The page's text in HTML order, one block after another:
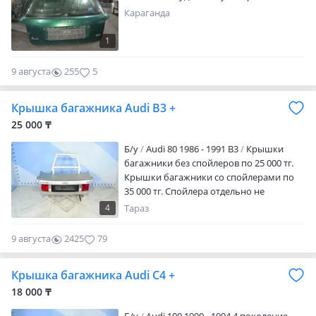
1
Караганда
9 августа 255 5
Крышка багажника Audi B3 +
25 000 ₸
4
Б/y Audi 80 1986 - 1991 B3
Крышки
багажники без спойлеров по 25 000 тг.
Крышки багажники со спойлерами по
35 000 тг. Спойлера отдельно не
продаются. Предварительно уточняйте
меняются с учетом курс валют.
Оригинальные запчасти из Японии,
Тараз
9 августа 2425 79
Крышка багажника Audi C4 +
18 000 ₸